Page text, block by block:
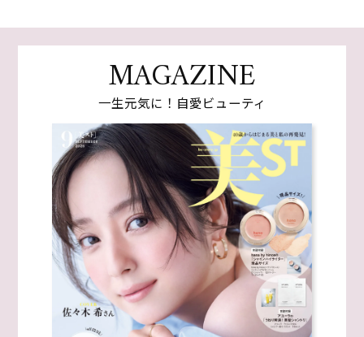
MAGAZINE
一生元気に！自愛ビューティ